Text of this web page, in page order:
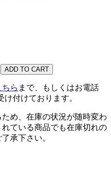
ちら まで、もしくはお電話
け付けております。
め、在庫の状況が随時変わ
ている商品でも在庫切れの
承下さい。